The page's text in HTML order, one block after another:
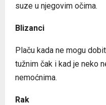
suze u njegovim očima.
Blizanci
Plaču kada ne mogu
tužnim čak i kad je neko
nemoćnima.
Rak